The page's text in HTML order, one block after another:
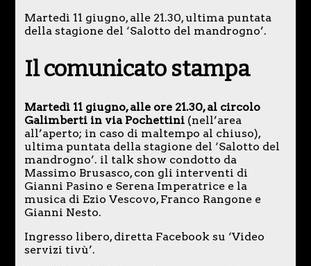
Martedì 11 giugno, alle 21.30, ultima puntata
della stagione del ‘Salotto del mandrogno’.
Il comunicato stampa
Martedì 11 giugno, alle ore 21.30, al circolo
Galimberti in via Pochettini (nell’area
all’aperto; in caso di maltempo al chiuso),
ultima puntata della stagione del ‘Salotto del
mandrogno’. il talk show condotto da
Massimo Brusasco, con gli interventi di
Gianni Pasino e Serena Imperatrice e la
musica di Ezio Vescovo, Franco Rangone e
Gianni Nesto.
Ingresso libero, diretta Facebook su ‘Video
servizi tivù’.